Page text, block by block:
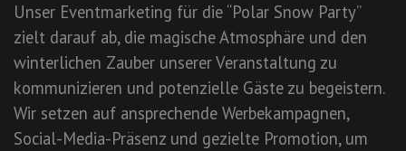
Unser Eventmarketing für die “Polar Snow Party”
zielt darauf ab, die magische Atmosphäre und den
winterlichen Zauber unserer Veranstaltung zu
kommunizieren und potenzielle Gäste zu begeistern.
Wir setzen auf ansprechende Werbekampagnen,
Social-Media-Präsenz und gezielte Promotion, um